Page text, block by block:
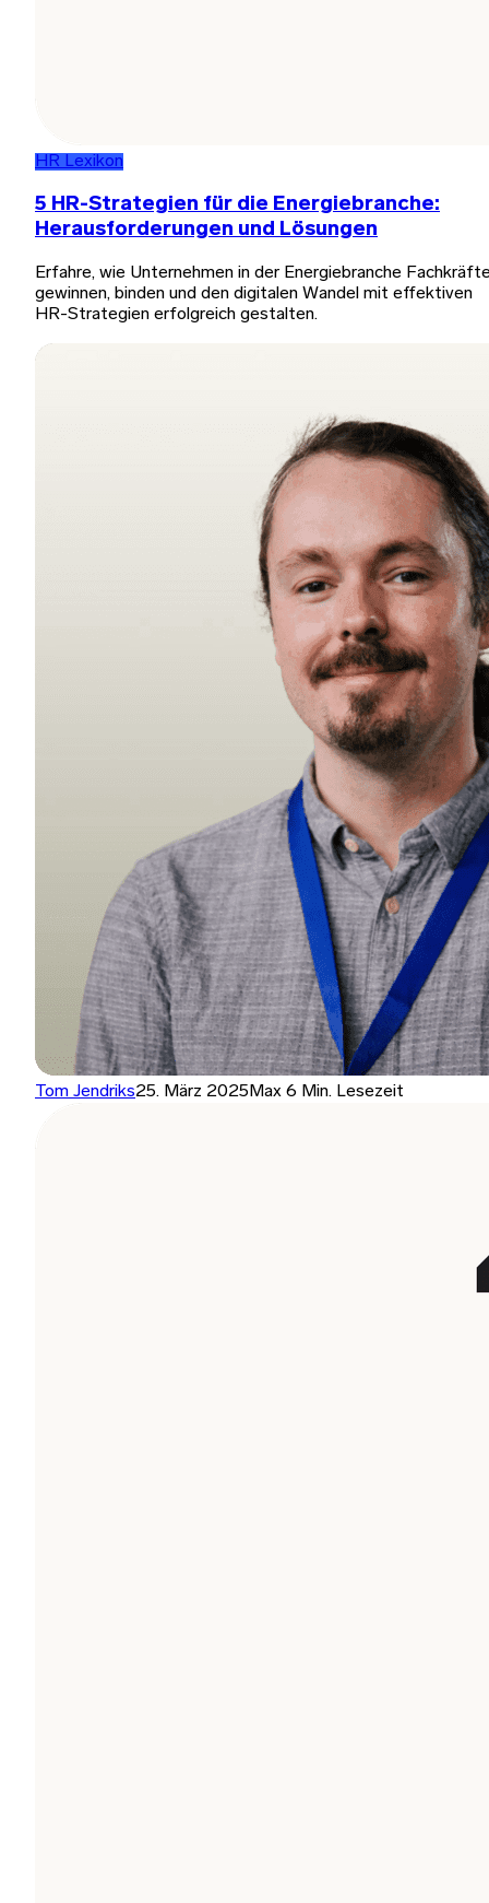
HR Lexikon
5 HR-Strategien für die Energiebranche:
Herausforderungen und Lösungen
Erfahre, wie Unternehmen in der Energiebranche
gewinnen, binden und den digitalen Wandel mit effektiven
HR-Strategien erfolgreich gestalten.
Tom Jendriks25. März 2025 Max 6 Min. Lesezeit